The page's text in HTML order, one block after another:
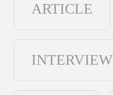
ARTICLE
INTERVIEW